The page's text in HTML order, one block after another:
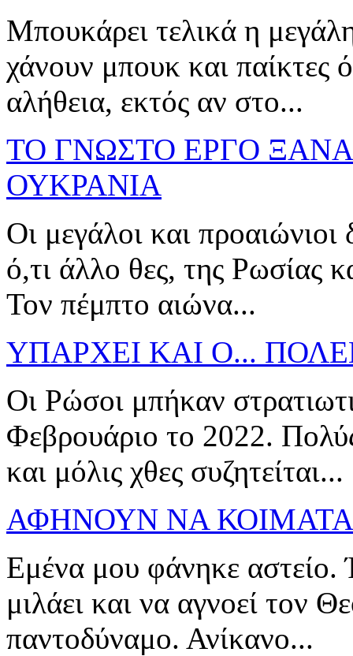
Μπουκάρει τελικά η
χάνουν μπουκ και παίκτες
αλήθεια, εκτός αν στο...
ΤΟ ΓΝΩΣΤΟ ΕΡΓΟ
ΟΥΚΡΑΝΙΑ
Οι μεγάλοι και προαιώνιοι
ό,τι άλλο θες, της Ρωσίας
Τον πέμπτο αιώνα...
ΥΠΑΡΧΕΙ ΚΑΙ Ο...
Οι Ρώσοι μπήκαν
Φεβρουάριο το 2022.
και μόλις χθες συζητείται...
ΑΦΗΝΟΥΝ ΝΑ
Εμένα μου φάνηκε αστείο.
μιλάει και να αγνοεί τον
παντοδύναμο. Ανίκανο...